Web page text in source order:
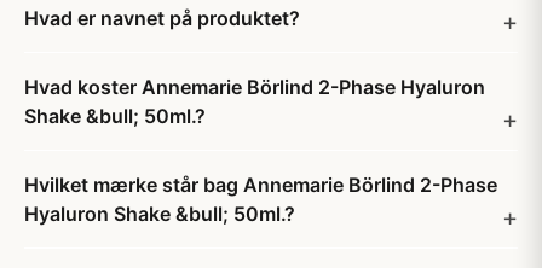
Hvad er navnet på produktet?
Hvad koster Annemarie Börlind 2-Phase Hyaluron
Shake &bull; 50ml.?
Hvilket mærke står bag Annemarie Börlind 2-Phase
Hyaluron Shake &bull; 50ml.?